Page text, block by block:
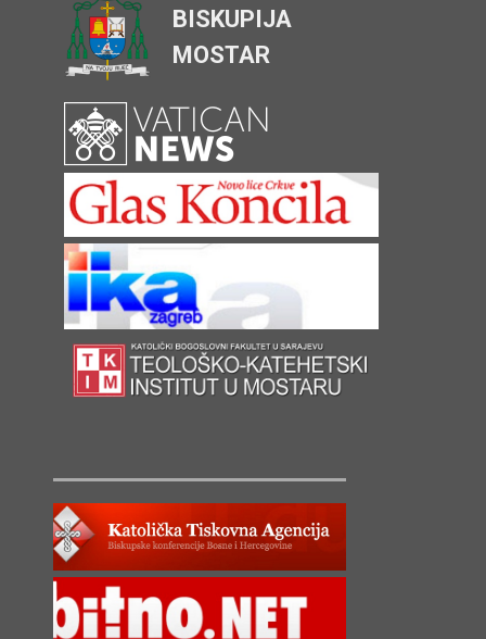
BISKUPIJA
MOSTAR